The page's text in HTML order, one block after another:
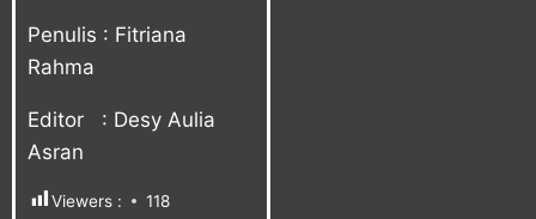
Penulis : Fitriana
Rahma
Editor : Desy Aulia
Asran
Viewers : 118